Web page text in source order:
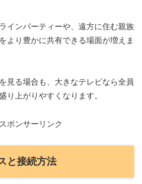
インパーティーや、遠方に住む親族
より豊かに共有できる場面が増えま
見る場合も、大きなテレビなら全員
り上がりやすくなります。
スポンサーリンク
と接続方法